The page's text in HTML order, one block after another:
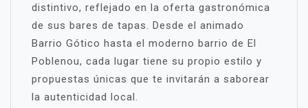
distintivo, reflejado en la oferta gastronómica
de sus bares de tapas. Desde el animado
Barrio Gótico hasta el moderno barrio de El
Poblenou, cada lugar tiene su propio estilo y
propuestas únicas que te invitarán a saborear
la autenticidad local.